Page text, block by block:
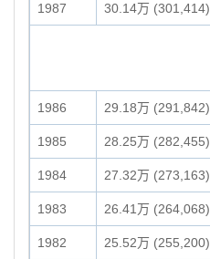
1987 30.14万 (301,414)
1986 29.18万 (291,842)
1985 28.25万 (282,455)
1984 27.32万 (273,163)
1983 26.41万 (264,068)
1982 25.52万 (255,200)